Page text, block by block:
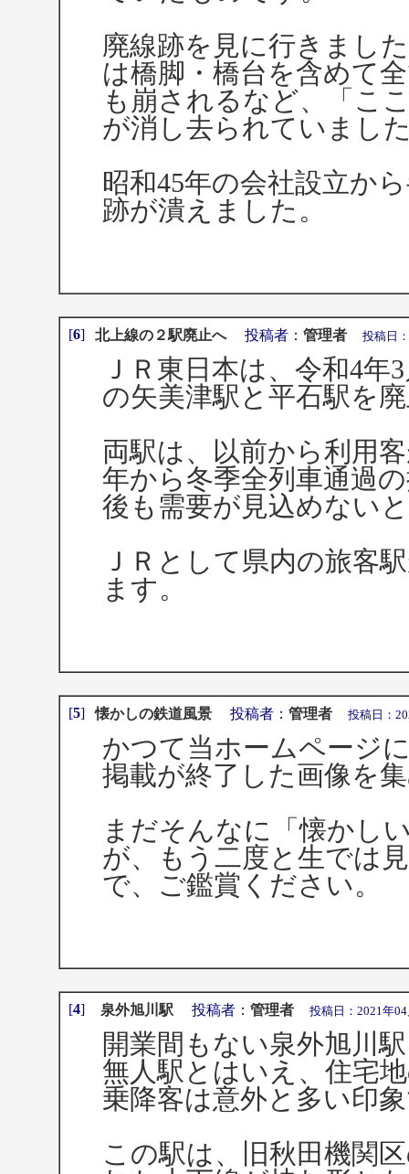
廃線跡を見に行きまし
は橋脚・橋台を含めて
も崩されるなど、「こ
が消し去られていまし
昭和45年の会社設立か
跡が潰えました。
[6] 北上線の２駅廃止へ投稿者： 管理者 投稿日：
ＪＲ東日本は、令和4年
の矢美津駅と平石駅を
両駅は、以前から利用
年から冬季全列車通過
後も需要が見込めない
ＪＲとして県内の旅客
ます。
[5] 懐かしの鉄道風景投稿者： 管理者 投稿日：
かつて当ホームページ
掲載が終了した画像を
まだそんなに「懐かし
が、もう二度と生では
で、ご鑑賞ください。
[4] 泉外旭川駅投稿者： 管理者 投稿日：2021年04
開業間もない泉外旭川
無人駅とはいえ、住宅
乗降客は意外と多い印
この駅は、旧秋田機関